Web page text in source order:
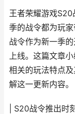
王者荣耀游戏
季的战令都为玩
战令作为新一季
上线。这篇文章
相关的玩法特点
解这一更新内容。
| S20战令推出时